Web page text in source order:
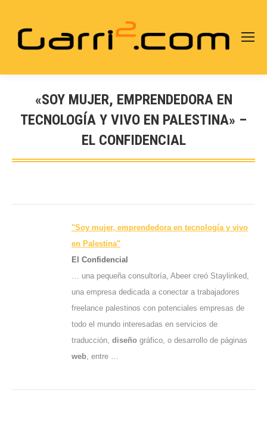
«SOY MUJER, EMPRENDEDORA EN
TECNOLOGÍA Y VIVO EN PALESTINA» –
EL CONFIDENCIAL
Estás aquí:
"Soy mujer, emprendedora en tecnología y vivo
en Palestina"
El Confidencial
… una pequeña consultoría, Abeer creó Staylinked,
una empresa dedicada a conectar a trabajadores
freelance palestinos con potenciales empresas de
todo el mundo interesadas en servicios de
traducción, diseño gráfico, o desarrollo de páginas
web , entre …